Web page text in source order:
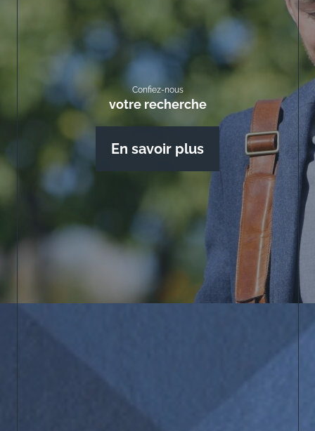
Confiez-nous
votre recherche
En savoir plus